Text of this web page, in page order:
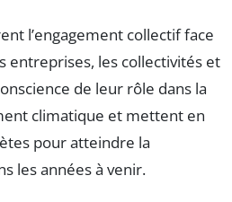
l’engagement collectif face
entreprises, les collectivités et
de leur rôle dans la
climatique et mettent en
pour atteindre la
les années à venir.